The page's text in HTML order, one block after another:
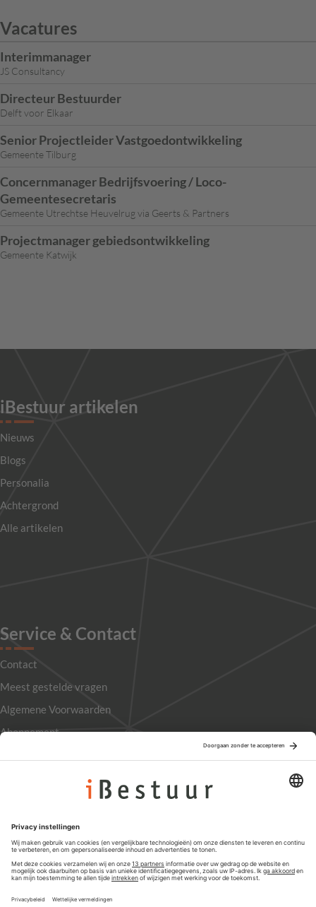
Vacatures
Interimmanager
JS Consultancy
Directeur Bestuurder
Delft voor Elkaar
Senior Projectleider Vastgoedontwikkeling
Gemeente Tilburg
Concernmanager Bedrijfsvoering / Loco-
Gemeentesecretaris
Gemeente Utrechtse Heuvelrug via Geerts & Partners
Projectmanager gebiedsontwikkeling
Gemeente Katwijk
iBestuur artikelen
Nieuws
Blogs
Personalia
Achtergrond
Alle artikelen
Service & Contact
Contact
Meest gestelde vragen
Algemene Voorwaarden
Abonnement
Privacyinstellingen